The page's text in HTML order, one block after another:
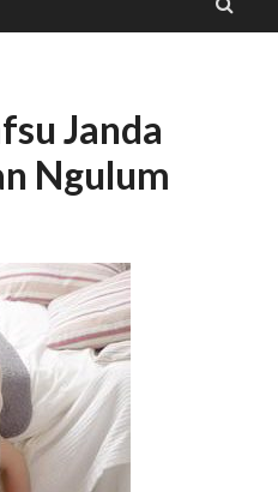
Janda
Ngulum